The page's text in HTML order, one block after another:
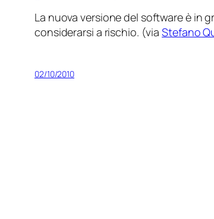
La nuova versione del software è in
considerarsi a rischio. (viaStefano
02/10/2010